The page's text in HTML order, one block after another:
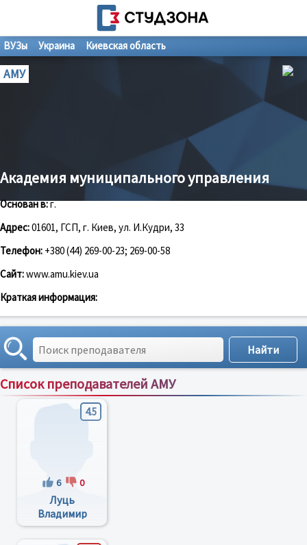
ВУЗы Украина Киевская область
АМУ
Академия муниципального управления
Основан в:г.
Адрес:01601, ГСП, г. Киев, ул. И.Кудри, 33
Телефон: +380 (44) 269-00-23; 269-00-58
Сайт:www.amu.kiev.ua
Краткая информация:
Список преподавателей АМУ
Сортировка по:имени;рейтингу;отзывам
4.5
6 0
Луць
Владимир
Васильевич